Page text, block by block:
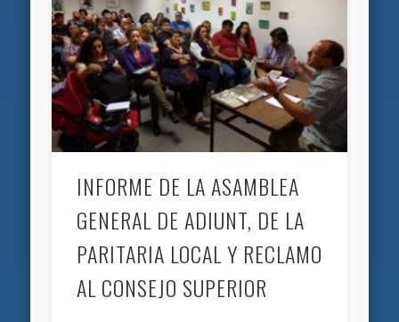
INFORME DE LA ASAMBLEA
GENERAL DE ADIUNT, DE LA
PARITARIA LOCAL Y RECLAMO
AL CONSEJO SUPERIOR